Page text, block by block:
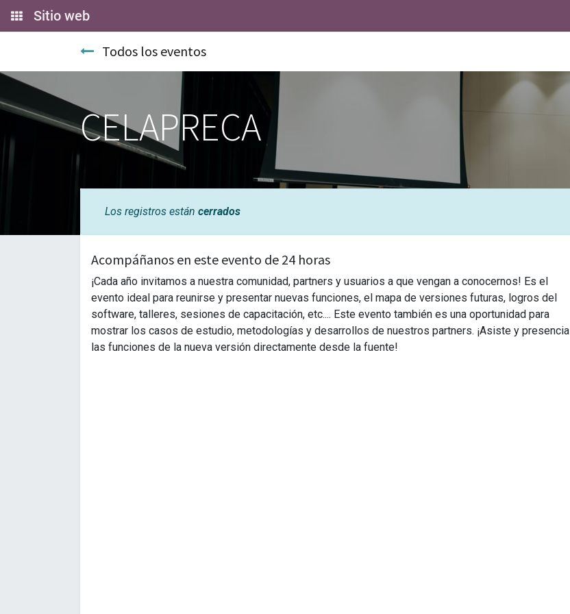
Sitio web
Todos los eventos
CELAPRECA
Los registros están cerrados
Acompáñanos en este evento de 24 horas
¡Cada año invitamos a nuestra comunidad, partners y usuarios a que vengan a conocernos! Es el
evento ideal para reunirse y presentar nuevas funciones, el mapa de versiones futuras, logros del
software, talleres, sesiones de capacitación, etc.... Este evento también es una oportunidad para
mostrar los casos de estudio, metodologías y desarrollos de nuestros partners. ¡Asiste y presencia
las funciones de la nueva versión directamente desde la fuente!